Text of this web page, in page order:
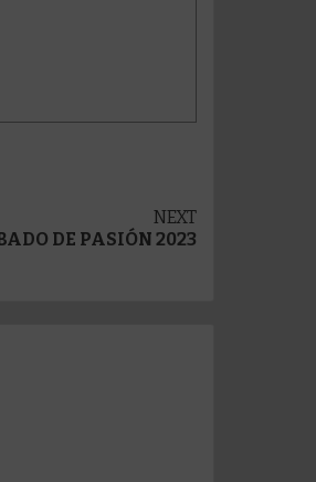
NEXT
DE PASIÓN 2023